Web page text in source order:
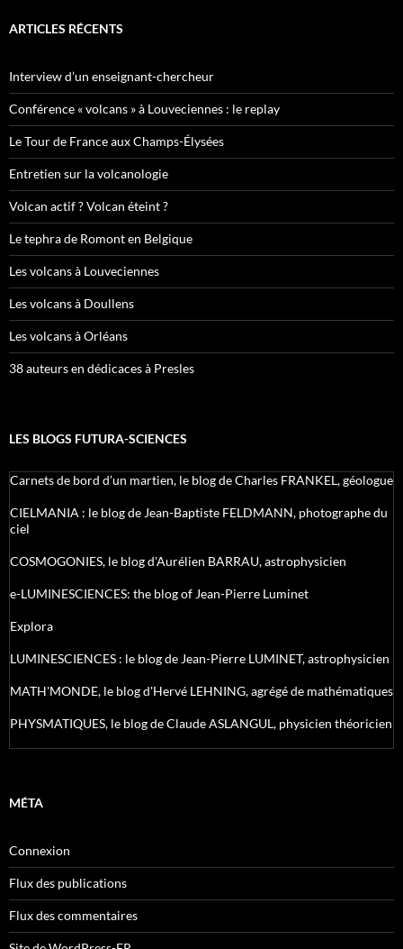
ARTICLES RÉCENTS
Interview d’un enseignant-chercheur
Conférence « volcans » à Louveciennes : le replay
Le Tour de France aux Champs-Élysées
Entretien sur la volcanologie
Volcan actif ? Volcan éteint ?
Le tephra de Romont en Belgique
Les volcans à Louveciennes
Les volcans à Doullens
Les volcans à Orléans
38 auteurs en dédicaces à Presles
LES BLOGS FUTURA-SCIENCES
Carnets de bord d’un martien, le blog de Charles FRANKEL, géologue
CIELMANIA : le blog de Jean-Baptiste FELDMANN, photographe du
ciel
COSMOGONIES, le blog d'Aurélien BARRAU, astrophysicien
e-LUMINESCIENCES: the blog of Jean-Pierre Luminet
Explora
LUMINESCIENCES : le blog de Jean-Pierre LUMINET, astrophysicien
MATH'MONDE, le blog d'Hervé LEHNING, agrégé de mathématiques
PHYSMATIQUES, le blog de Claude ASLANGUL, physicien théoricien
MÉTA
Connexion
Flux des publications
Flux des commentaires